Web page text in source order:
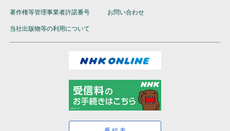
著作権等管理事業者許諾番号 お問い合わせ
当社出版物等の利用について